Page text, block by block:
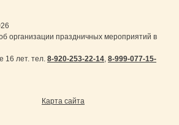
организации праздничных мероприятий в
16 лет. тел. 8-920-253-22-14, 8-999-077-15-
Карта сайта